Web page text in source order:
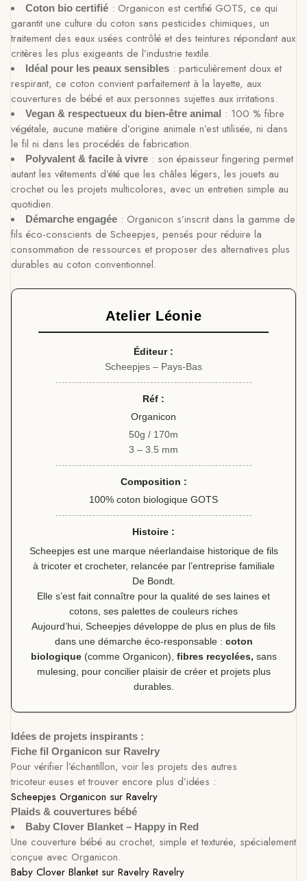
Coton bio certifié : Organicon est certifié GOTS, ce qui
garantit une culture du coton sans pesticides chimiques, un
traitement des eaux usées contrôlé et des teintures répondant aux
critères les plus exigeants de l’industrie textile.
Idéal pour les peaux sensibles : particulièrement doux et
respirant, ce coton convient parfaitement à la layette, aux
couvertures de bébé et aux personnes sujettes aux irritations.
Vegan & respectueux du bien-être animal : 100 % fibre
végétale, aucune matière d’origine animale n’est utilisée, ni dans
le fil ni dans les procédés de fabrication.
Polyvalent & facile à vivre : son épaisseur fingering permet
autant les vêtements d’été que les châles légers, les jouets au
crochet ou les projets multicolores, avec un entretien simple au
quotidien.
Démarche engagée : Organicon s’inscrit dans la gamme de
fils éco-conscients de Scheepjes, pensés pour réduire la
consommation de ressources et proposer des alternatives plus
durables au coton conventionnel.
Atelier Léonie
Éditeur :
Scheepjes – Pays-Bas
Réf :
Organicon
50g / 170m
3 – 3.5 mm
Composition :
100% coton biologique GOTS
Histoire :
Scheepjes est une marque néerlandaise historique de fils
à tricoter et crocheter, relancée par l’entreprise familiale
De Bondt.
Elle s’est fait connaître pour la qualité de ses laines et
cotons, ses palettes de couleurs riches
Aujourd’hui, Scheepjes développe de plus en plus de fils
dans une démarche éco-responsable : coton
biologique(comme Organicon), fibres recyclées, sans
mulesing, pour concilier plaisir de créer et projets plus
durables.
Idées de projets inspirants :
Fiche fil Organicon sur Ravelry
Pour vérifier l’échantillon, voir les projets des autres
tricoteur·euses et trouver encore plus d’idées :
Scheepjes Organicon sur Ravelry
Plaids & couvertures bébé
Baby Clover Blanket – Happy in Red
Une couverture bébé au crochet, simple et texturée, spécialement
conçue avec Organicon.
Baby Clover Blanket sur Ravelry Ravelry